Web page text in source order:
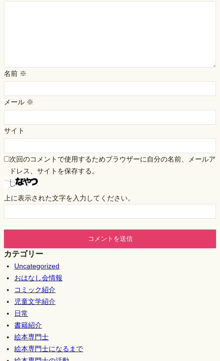
名前 ※
メール ※
サイト
次回のコメントで使用するためブラウザーに自分の名前、メールア
ドレス、サイトを保存する。
上に表示された文字を入力してください。
カテゴリー
Uncategorized
おはなし会情報
コミック紹介
児童文学紹介
日常
書籍紹介
絵本専門士
絵本専門士になるまで